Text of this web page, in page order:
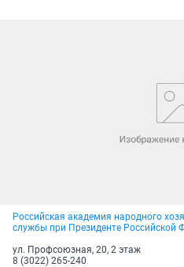
Российская академия народного
службы при Президенте Российской
ул. Профсоюзная, 20, 2 этаж
8 (3022) 265-240